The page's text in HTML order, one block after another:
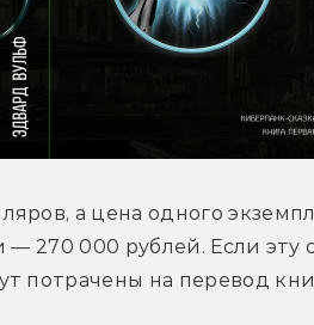
а цена одного
270 000 рублей. Если эту
потрачены на перевод